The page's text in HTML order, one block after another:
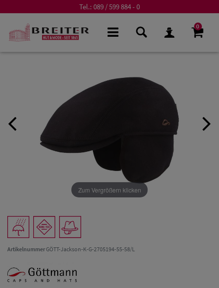
Tel.: 089 / 599 884 - 0
0
Zum Vergrößern klicken
ArtikelnummerGÖTT-Jackson-K-G-2705194-55-58/L